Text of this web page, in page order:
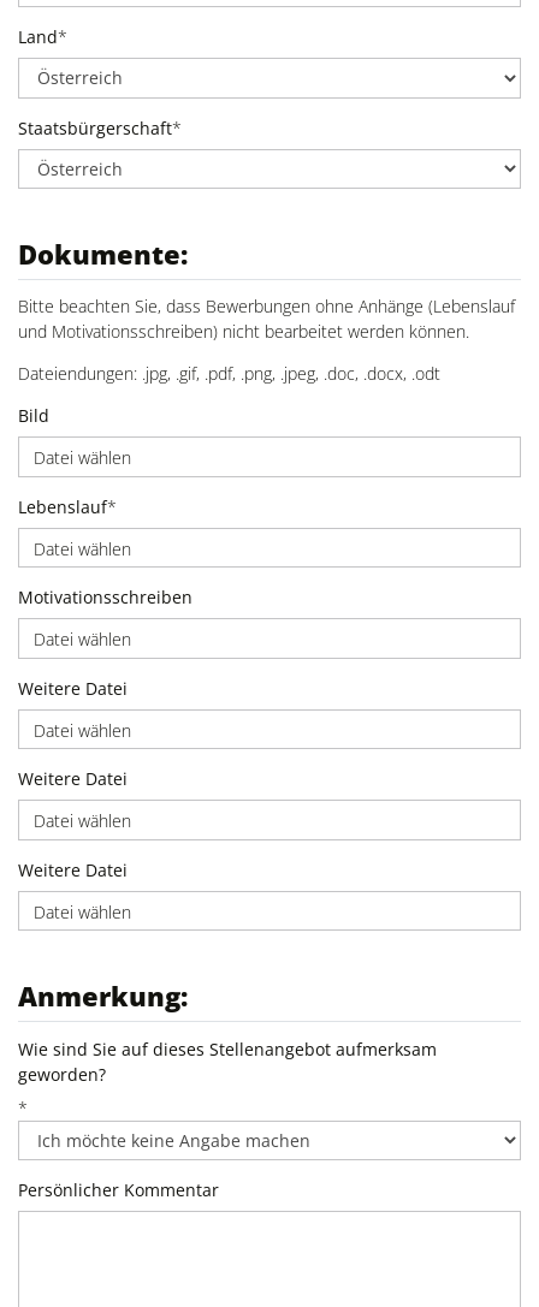
Land*
Staatsbürgerschaft*
Dokumente:
Bitte beachten Sie, dass Bewerbungen ohne Anhänge (Lebenslauf
und Motivationsschreiben) nicht bearbeitet werden können.
Dateiendungen: .jpg, .gif, .pdf, .png, .jpeg, .doc, .docx, .odt
Bild
Datei wählen
Lebenslauf*
Datei wählen
Motivationsschreiben
Datei wählen
Weitere Datei
Datei wählen
Weitere Datei
Datei wählen
Weitere Datei
Datei wählen
Anmerkung:
Wie sind Sie auf dieses Stellenangebot aufmerksam
geworden?
*
Persönlicher Kommentar